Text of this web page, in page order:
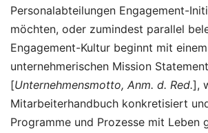
Personalabteilungen Engagement-
möchten, oder zumindest parallel
Engagement-Kultur beginnt mit einem
unternehmerischen Mission Statement
[Unternehmensmotto, Anm. d. Red.],
Mitarbeiterhandbuch konkretisiert
Programme und Prozesse mit Leben